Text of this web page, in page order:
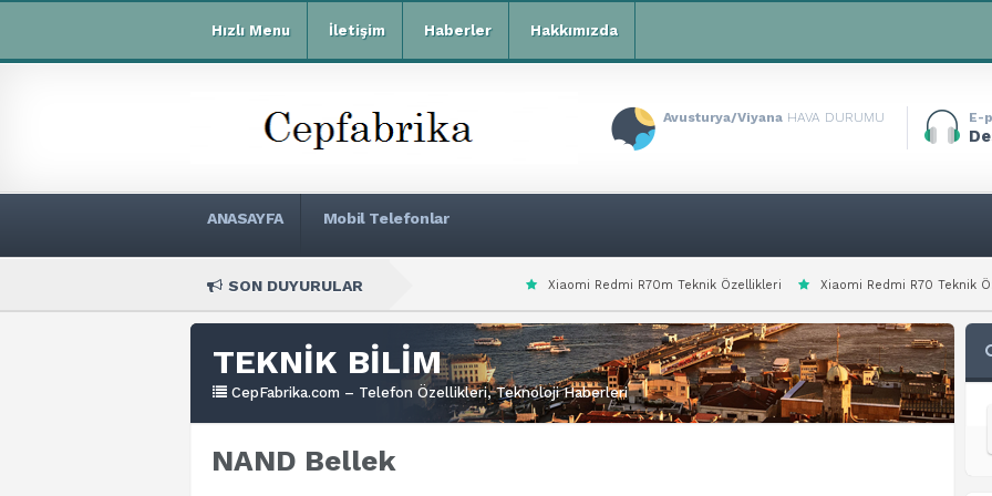
Hızlı Menu İletişim Haberler Hakkımızda
Avusturya/Viyana HAVA DURUMU E-
ANASAYFA Mobil Telefonlar
SON DUYURULAR Xiaomi Redmi R70m Teknik Özellikleri Xiaomi Redmi R70 Teknik Özellikleri
TEKNİK BİLİM
CepFabrika.com – Telefon Özellikleri, Teknoloji Haberleri
NAND Bellek